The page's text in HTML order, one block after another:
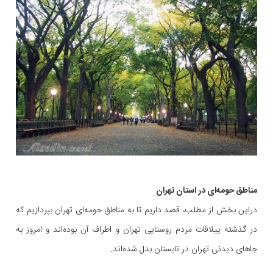
مناطق حومه‌ای در استان تهران
دراین بخش از مطلب، قصد داریم تا به مناطق حومه‌ای تهران بپردازیم که
در گذشته ییلاقات مردم روستایی تهران و اطراف آن بوده‌اند و امروز به
جاهای دیدنی تهران در تابستان بدل شده‌اند.